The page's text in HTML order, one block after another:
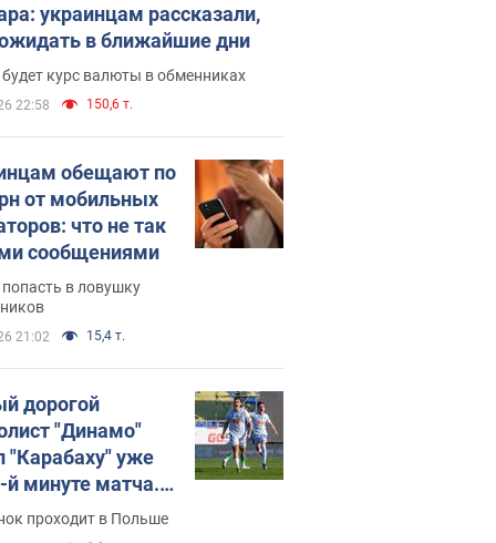
украинцам рассказали,
в ближайшие дни
курс валюты в обменниках
22:58 150,6 т.
обещают по
от мобильных
что не так
сообщениями
попасть в ловушку
21:02 15,4 т.
дорогой
"Динамо"
"Карабаху" уже
й минуте матча.
проходит в Польше